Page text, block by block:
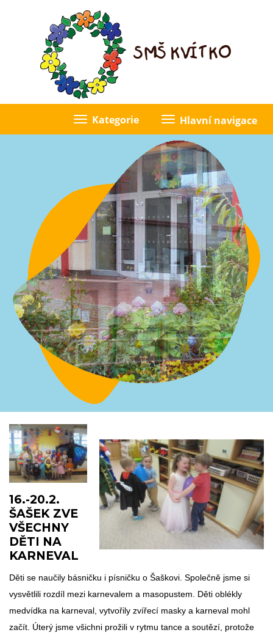
Hlavní navigace
Kategorie
16.-20.2.
ŠAŠEK ZVE
VŠECHNY
DĚTI NA
KARNEVAL
Děti se naučily básničku i písničku o Šaškovi. Společně jsme si
vysvětlili rozdíl mezi karnevalem a masopustem. Děti oblékly
medvídka na karneval, vytvořily zvířecí masky a karneval mohl
začít. Úterý jsme všichni prožili v rytmu tance a soutězí, protože